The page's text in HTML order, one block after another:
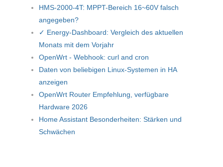
HMS-2000-4T: MPPT-Bereich 16~60V falsch
angegeben?
✓ Energy-Dashboard: Vergleich des aktuellen
Monats mit dem Vorjahr
OpenWrt - Webhook: curl and cron
Daten von beliebigen Linux-Systemen in HA
anzeigen
OpenWrt Router Empfehlung, verfügbare
Hardware 2026
Home Assistant Besonderheiten: Stärken und
Schwächen